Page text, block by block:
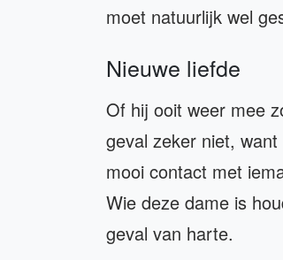
moet natuurlijk wel
Nieuwe liefde
Of hij ooit weer mee
geval zeker niet,
mooi contact met
Wie deze dame is
geval van harte.